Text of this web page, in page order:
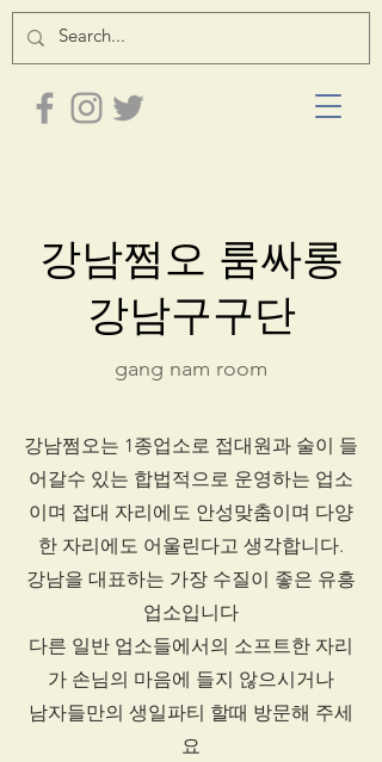
강남쩜오 룸싸롱
강남구구단
gang nam room
강남쩜오는 1종업소로 접대원과 술이 들
어갈수 있는 합법적으로 운영하는 업소
이며 접대 자리에도 안성맞춤이며 다양
한 자리에도 어울린다고 생각합니다.
강남을 대표하는 가장 수질이 좋은 유흥
업소입니다
다른 일반 업소들에서의 소프트한 자리
가 손님의 마음에 들지 않으시거나
남자들만의 생일파티 할때 방문해 주세
요